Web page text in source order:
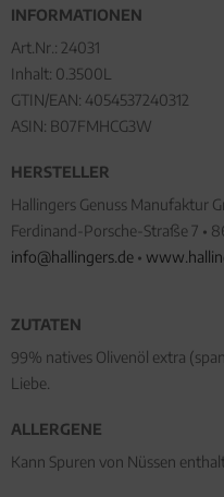
INFORMATIONEN
Art.Nr.: 24031
Inhalt: 0.3500L
GTIN/EAN: 4054537240312
ASIN: B07FMHCG3W
HERSTELLER
Hallingers Genuss Manufaktur
Ferdinand-Porsche-Straße 7 •
info@hallingers.de •
ZUTATEN
99% natives Olivenöl extra
Liebe.
ALLERGENE
Kann Spuren von Nüssen